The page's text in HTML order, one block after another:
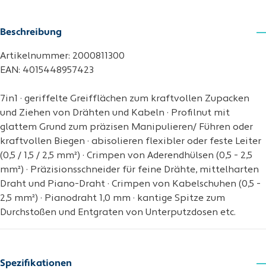
Beschreibung
Artikelnummer: 2000811300
EAN: 4015448957423
7in1 · geriffelte Greifflächen zum kraftvollen Zupacken
und Ziehen von Drähten und Kabeln · Profilnut mit
glattem Grund zum präzisen Manipulieren/ Führen oder
kraftvollen Biegen · abisolieren flexibler oder feste Leiter
(0,5 / 1,5 / 2,5 mm²) · Crimpen von Aderendhülsen (0,5 - 2,5
mm²) · Präzisionsschneider für feine Drähte, mittelharten
Draht und Piano-Draht · Crimpen von Kabelschuhen (0,5 -
2,5 mm²) · Pianodraht 1,0 mm · kantige Spitze zum
Durchstoßen und Entgraten von Unterputzdosen etc.
Spezifikationen